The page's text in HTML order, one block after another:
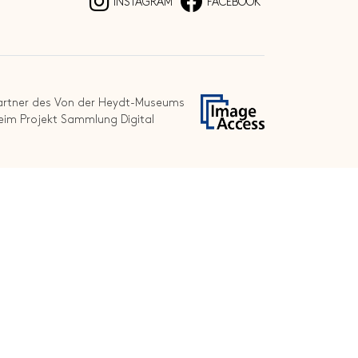
des Von der Heydt-Museums
Projekt Sammlung Digital